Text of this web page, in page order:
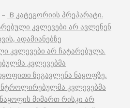
B კატეგორიის პრეპარატი.
კვლევები არ ავლენენ
ადამიანებზე
კვლევები არ ჩატარებულა.
კვლევებმა
ზეგავლენა ნაყოფზე,
კვლევებმა
მიმართ რისკი არ